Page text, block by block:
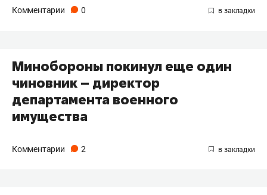
Комментарии 0
Минобороны покинул еще один
чиновник – директор
департамента военного
имущества
Комментарии 2